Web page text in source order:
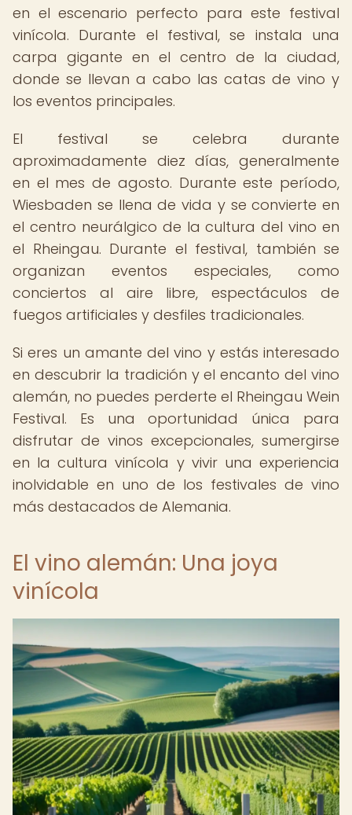
en el escenario perfecto para este festival
vinícola. Durante el festival, se instala una
carpa gigante en el centro de la ciudad,
donde se llevan a cabo las catas de vino y
los eventos principales.
El festival se celebra durante
aproximadamente diez días, generalmente
en el mes de agosto. Durante este período,
Wiesbaden se llena de vida y se convierte en
el centro neurálgico de la cultura del vino en
el Rheingau. Durante el festival, también se
organizan eventos especiales, como
conciertos al aire libre, espectáculos de
fuegos artificiales y desfiles tradicionales.
Si eres un amante del vino y estás interesado
en descubrir la tradición y el encanto del vino
alemán, no puedes perderte el Rheingau Wein
Festival. Es una oportunidad única para
disfrutar de vinos excepcionales, sumergirse
en la cultura vinícola y vivir una experiencia
inolvidable en uno de los festivales de vino
más destacados de Alemania.
El vino alemán: Una joya
vinícola